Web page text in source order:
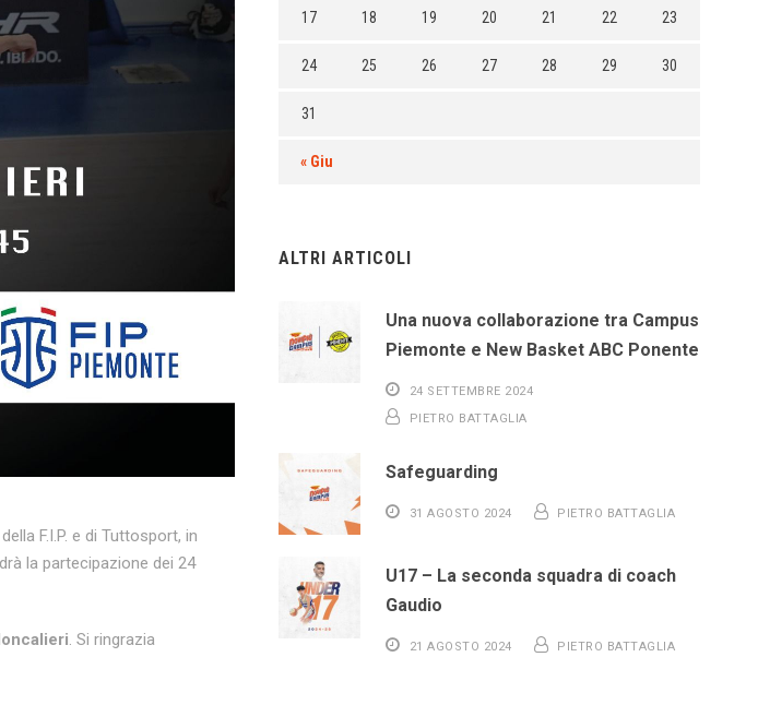
F.I.P. e di Tuttosport, in
la partecipazione dei 24
. Si ringrazia
« Giu
17 18 19 20 21 22 23
24 25 26 27 28 29 30
31
ALTRI ARTICOLI
Una nuova collaborazione tra Campus
Piemonte e New Basket ABC Ponente
24 SETTEMBRE 2024
PIETRO BATTAGLIA
Safeguarding
31 AGOSTO 2024 PIETRO BATTAGLIA
U17 – La seconda squadra di coach
Gaudio
21 AGOSTO 2024 PIETRO BATTAGLIA